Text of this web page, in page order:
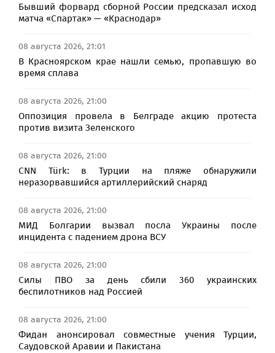
Бывший форвард сборной России предсказал исход
матча «Спартак» — «Краснодар»
08 августа 2026, 21:01
В Красноярском крае нашли семью, пропавшую во
время сплава
08 августа 2026, 21:00
Оппозиция провела в Белграде акцию протеста
против визита Зеленского
08 августа 2026, 21:00
CNN Türk: в Турции на пляже обнаружили
неразорвавшийся артиллерийский снаряд
08 августа 2026, 21:00
МИД Болгарии вызвал посла Украины после
инцидента с падением дрона ВСУ
08 августа 2026, 21:00
Силы ПВО за день сбили 360 украинских
беспилотников над Россией
08 августа 2026, 21:00
Фидан анонсировал совместные учения Турции,
Саудовской Аравии и Пакистана